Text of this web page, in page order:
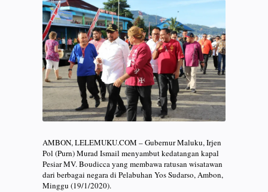
AMBON, LELEMUKU.COM – Gubernur Maluku, Irjen
Pol (Purn) Murad Ismail menyambut kedatangan kapal
Pesiar MV. Boudicca yang membawa ratusan wisatawan
dari berbagai negara di Pelabuhan Yos Sudarso, Ambon,
Minggu (19/1/2020).